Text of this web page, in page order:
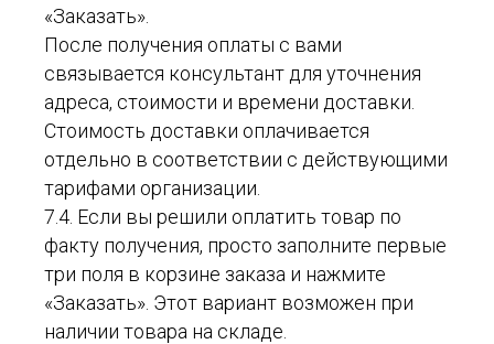
«Заказать».
После получения оплаты с вами
связывается консультант для уточнения
адреса, стоимости и времени доставки.
Стоимость доставки оплачивается
отдельно в соответствии с действующими
тарифами организации.
7.4. Если вы решили оплатить товар по
факту получения, просто заполните первые
три поля в корзине заказа и нажмите
«Заказать». Этот вариант возможен при
наличии товара на складе.